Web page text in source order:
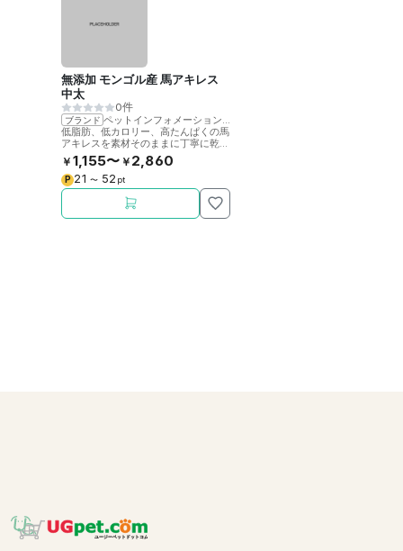
無添加 モンゴル産 馬アキレス
中太
0件
ブランド
低脂肪、低カロリー、高たんぱくの馬
アキレスを素材そのままに丁寧に乾燥
させました。噛むことで歯の健康をサ
ポート。
￥ 1,155〜 ￥ 2,860
P 21 〜 52 pt